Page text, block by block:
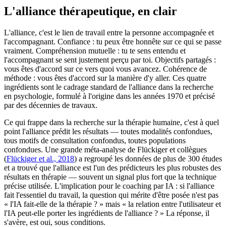
L'alliance thérapeutique, en clair
L'alliance, c'est le lien de travail entre la personne accompagnée et
l'accompagnant. Confiance : tu peux être honnête sur ce qui se passe
vraiment. Compréhension mutuelle : tu te sens entendu et
l'accompagnant se sent justement perçu par toi. Objectifs partagés :
vous êtes d'accord sur ce vers quoi vous avancez. Cohérence de
méthode : vous êtes d'accord sur la manière d'y aller. Ces quatre
ingrédients sont le cadrage standard de l'alliance dans la recherche
en psychologie, formulé à l'origine dans les années 1970 et précisé
par des décennies de travaux.
Ce qui frappe dans la recherche sur la thérapie humaine, c'est à quel
point l'alliance prédit les résultats — toutes modalités confondues,
tous motifs de consultation confondus, toutes populations
confondues. Une grande méta-analyse de Flückiger et collègues
(Flückiger et al., 2018) a regroupé les données de plus de 300 études
et a trouvé que l'alliance est l'un des prédicteurs les plus robustes des
résultats en thérapie — souvent un signal plus fort que la technique
précise utilisée. L'implication pour le coaching par IA : si l'alliance
fait l'essentiel du travail, la question qui mérite d'être posée n'est pas
« l'IA fait-elle de la thérapie ? » mais « la relation entre l'utilisateur et
l'IA peut-elle porter les ingrédients de l'alliance ? » La réponse, il
s'avère, est oui, sous conditions.